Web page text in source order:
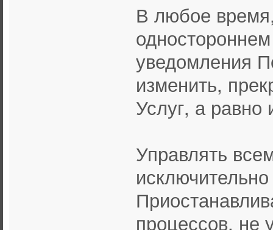
В любое
уведомления
изменить,
Услуг, а
Управлять
процессов, не